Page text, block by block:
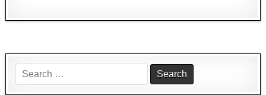
Search
for: